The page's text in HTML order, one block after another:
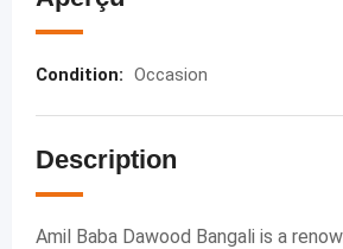
Condition: Occasion
Description
Amil Baba Dawood Bangali is a